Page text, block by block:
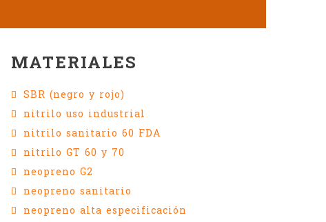
MATERIALES
SBR (negro y rojo)
nitrilo uso industrial
nitrilo sanitario 60 FDA
nitrilo GT 60 y 70
neopreno G2
neopreno sanitario
neopreno alta especificación